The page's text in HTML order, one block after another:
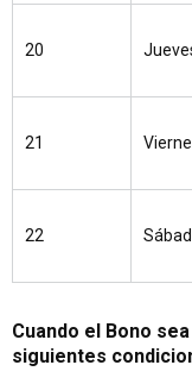
20
21
22
Cuando el Bono
siguientes